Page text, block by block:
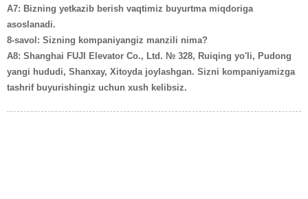
A7: Bizning yetkazib berish vaqtimiz buyurtma miqdoriga
asoslanadi.
8-savol: Sizning kompaniyangiz manzili nima?
A8: Shanghai FUJI Elevator Co., Ltd. № 328, Ruiqing yo'li, Pudong
yangi hududi, Shanxay, Xitoyda joylashgan. Sizni kompaniyamizga
tashrif buyurishingiz uchun xush kelibsiz.